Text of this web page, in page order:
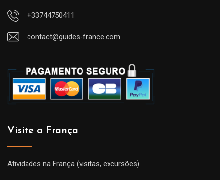
+33744750411
contact@guides-france.com
Visite a França
Atividades na França (visitas, excursões)